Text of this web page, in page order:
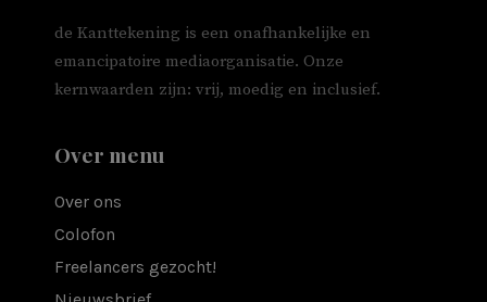
de Kanttekening is een onafhankelijke en
emancipatoire mediaorganisatie. Onze
kernwaarden zijn: vrij, moedig en inclusief.
Over menu
Over ons
Colofon
Freelancers gezocht!